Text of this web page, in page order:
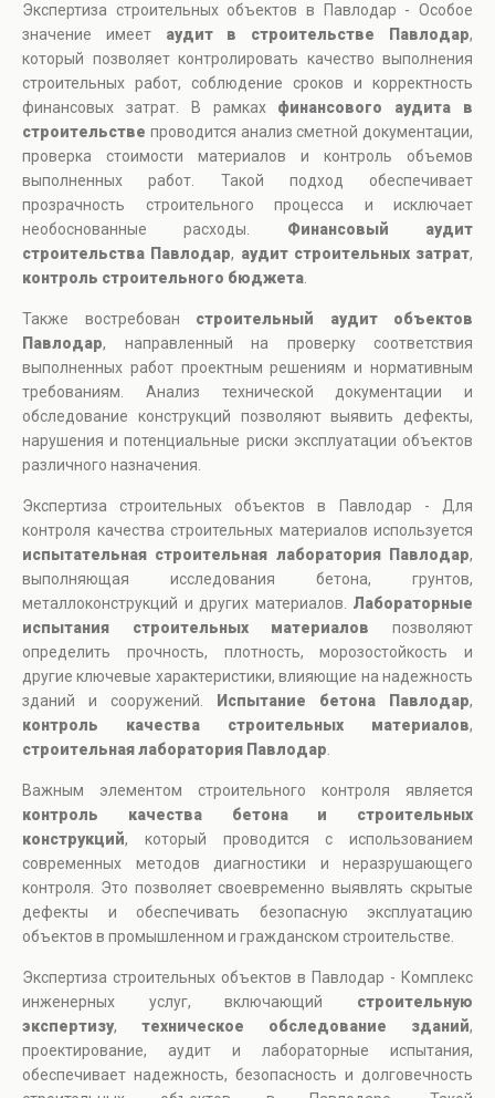
Экспертиза строительных объектов в Павлодар - Особое
значение имеет аудит в строительстве Павлодар,
который позволяет контролировать качество выполнения
строительных работ, соблюдение сроков и корректность
финансовых затрат. В рамках финансового аудита в
строительстве проводится анализ сметной документации,
проверка стоимости материалов и контроль объемов
выполненных работ. Такой подход обеспечивает
прозрачность строительного процесса и исключает
необоснованные расходы. Финансовый аудит
строительства Павлодар, аудит строительных затрат,
контроль строительного бюджета
Также востребован строительный аудит объектов
Павлодар, направленный на проверку соответствия
выполненных работ проектным решениям и нормативным
требованиям. Анализ технической документации и
обследование конструкций позволяют выявить дефекты,
нарушения и потенциальные риски эксплуатации объектов
различного назначения.
Экспертиза строительных объектов в Павлодар - Для
контроля качества строительных материалов используется
испытательная строительная лаборатория Павлодар,
выполняющая исследования бетона, грунтов,
металлоконструкций и других материалов. Лабораторные
испытания строительных материалов позволяют
определить прочность, плотность, морозостойкость и
другие ключевые характеристики, влияющие на надежность
зданий и сооружений.
Испытание бетона Павлодар,
контроль качества строительных материалов,
строительная лаборатория Павлодар
Важным элементом строительного контроля является
контроль качества бетона и строительных
конструкций, который проводится с использованием
современных методов диагностики и неразрушающего
контроля. Это позволяет своевременно выявлять скрытые
дефекты и обеспечивать безопасную эксплуатацию
объектов в промышленном и гражданском строительстве.
Экспертиза строительных объектов в Павлодар - Комплекс
инженерных услуг, включающий строительную
экспертизу, техническое обследование зданий,
проектирование, аудит и лабораторные испытания,
обеспечивает надежность, безопасность и долговечность